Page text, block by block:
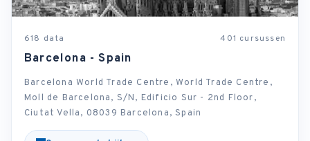
618 data 401 cursussen
Barcelona - Spain
Barcelona World Trade Centre, World Trade Centre,
Moll de Barcelona, S/N, Edificio Sur - 2nd Floor,
Ciutat Vella, 08039 Barcelona, Spain